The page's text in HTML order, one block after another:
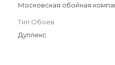
Московская обойная
Тип Обоев
Дуплекс